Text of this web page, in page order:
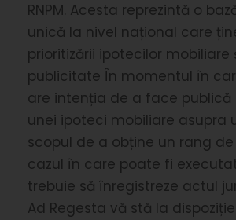
RNPM. Acesta reprezintă o
unică la nivel național care
prioritizării ipotecilor mobiliare
publicitate În momentul în
are intenția de a face publică
unei ipoteci mobiliare asupra
scopul de a obține un rang
cazul în care poate fi
trebuie să înregistreze actul
Ad Regesta vă stă la